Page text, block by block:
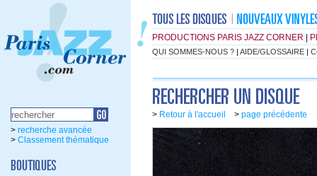
PRODUCTIONS PARIS JAZZ CORNER
QUI SOMMES-NOUS ? | AIDE/GLOSSAIRE |
> recherche avancée
> Classement thématique
> Retour à l'accueil > page précédente